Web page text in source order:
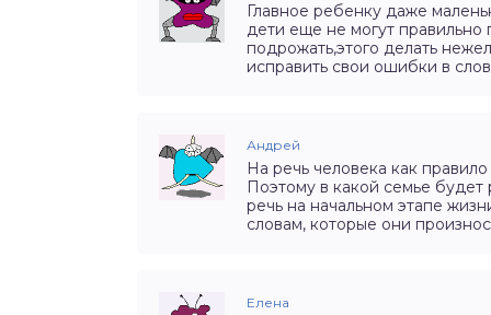
Главное ребенку даже
дети еще не могут правильно
подрожать,этого делать
исправить свои ошибки в
Андрей
На речь человека как
Поэтому в какой семье будет
речь на начальном этапе
словам, которые они
Елена